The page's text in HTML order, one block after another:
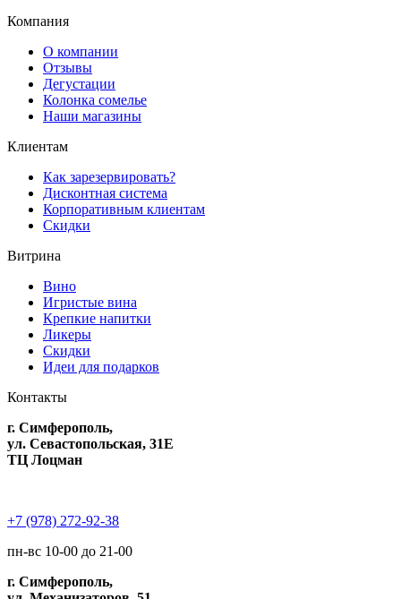
Компания
О компании
Отзывы
Дегустации
Колонка сомелье
Наши магазины
Клиентам
Как зарезервировать?
Дисконтная система
Корпоративным клиентам
Скидки
Витрина
Вино
Игристые вина
Крепкие напитки
Ликеры
Скидки
Идеи для подарков
Контакты
г. Симферополь,
ул. Севастопольская, 31Е
ТЦ Лоцман
+7 (978) 272-92-38
пн-вс 10-00 до 21-00
г. Симферополь,